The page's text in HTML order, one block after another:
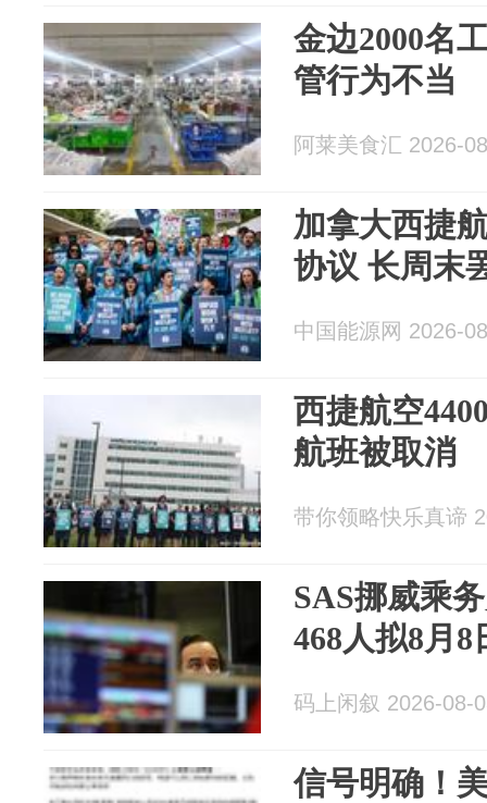
金边2000名
管行为不当
阿莱美食汇 2026-
加拿大西捷
协议 长周末
中国能源网 2026-
西捷航空
航班被取消
带你领略快乐真谛
SAS挪威乘
468人拟8月8
码上闲叙 2026-08-
信号明确！